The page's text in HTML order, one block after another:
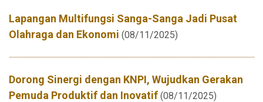
Lapangan Multifungsi Sanga-Sanga Jadi Pusat
Olahraga dan Ekonomi (08/11/2025)
Dorong Sinergi dengan KNPI, Wujudkan Gerakan
Pemuda Produktif dan Inovatif (08/11/2025)